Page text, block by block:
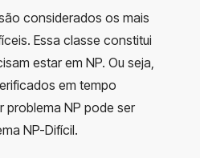
considerados os mais
Essa classe constitui
estar em NP. Ou seja,
em tempo
problema NP pode ser
NP-Difícil.